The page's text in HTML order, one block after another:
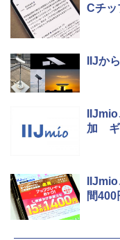
Cチ
IIJか
加 ギ
間400